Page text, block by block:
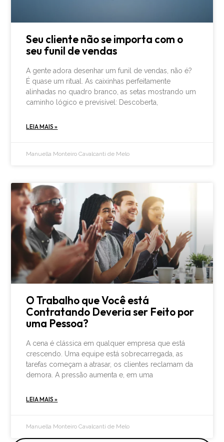
Seu cliente não se importa com o
seu funil de vendas
A gente adora desenhar um funil de vendas, não é?
É quase um ritual. As caixinhas perfeitamente
alinhadas no quadro branco, as setas mostrando um
caminho lógico e previsível: Descoberta,
LEIA MAIS »
Manuella Monteiro Cavalcanti de Melo
O Trabalho que Você está
Contratando Deveria ser Feito por
uma Pessoa?
A cena é clássica em qualquer empresa que está
crescendo. Uma equipe está sobrecarregada, as
tarefas começam a atrasar, os clientes reclamam da
demora. A pressão aumenta e, em uma
LEIA MAIS »
Manuella Monteiro Cavalcanti de Melo